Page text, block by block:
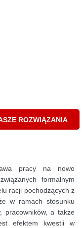
ROZWIĄZANIA
pracy na nowo
formalnym
racji pochodzących z
w ramach stosunku
pracowników, a także
efektem kwestii w